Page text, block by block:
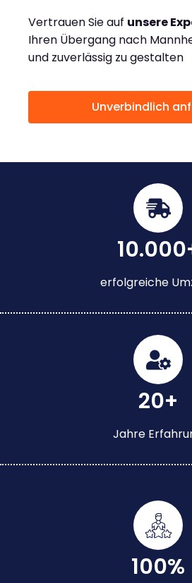
Vertrauen Sie auf unsere
Ihren Übergang nach
und zuverlässig zu gestalten
Unverbindlich
erfolgreiche
20+
Jahre
100%